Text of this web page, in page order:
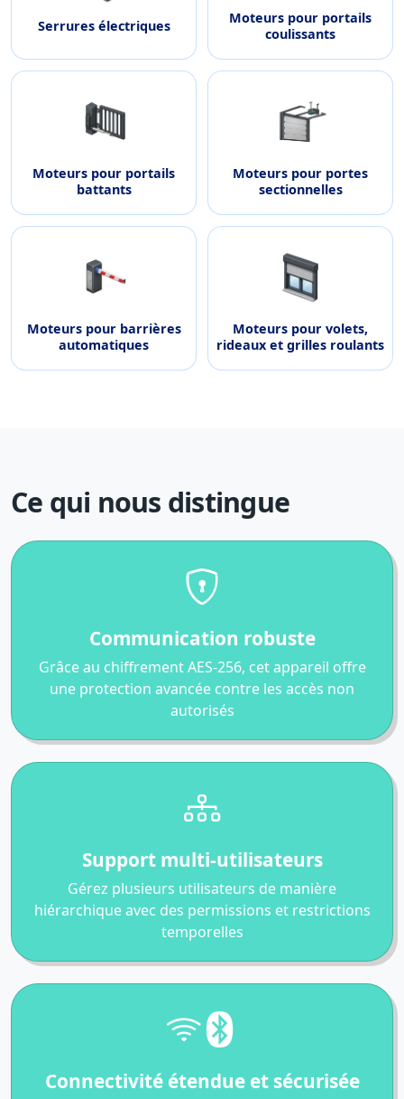
Serrures électriques
Moteurs pour portails
coulissants
Moteurs pour portails
battants
Moteurs pour portes
sectionnelles
Moteurs pour barrières
automatiques
Moteurs pour volets,
rideaux et grilles roulants
Ce qui nous distingue
Communication robuste
Grâce au chiffrement AES-256, cet appareil offre
une protection avancée contre les accès non
autorisés
Support multi-utilisateurs
Gérez plusieurs utilisateurs de manière
hiérarchique avec des permissions et restrictions
temporelles
Connectivité étendue et sécurisée